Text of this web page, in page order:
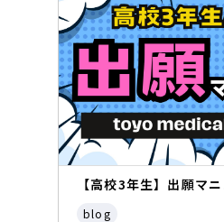
【高校3年生】出願マ
blog